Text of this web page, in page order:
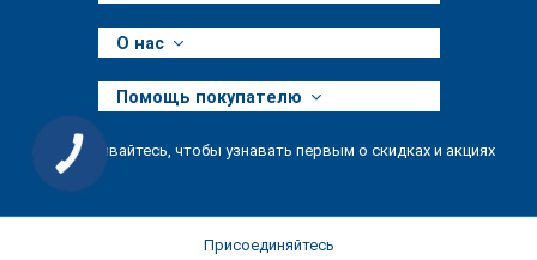
О нас
Помощь покупателю
Подписывайтесь, чтобы узнавать первым о скидках и акциях
Присоединяйтесь
КНОПКА
ЗВ'ЯЗКУ